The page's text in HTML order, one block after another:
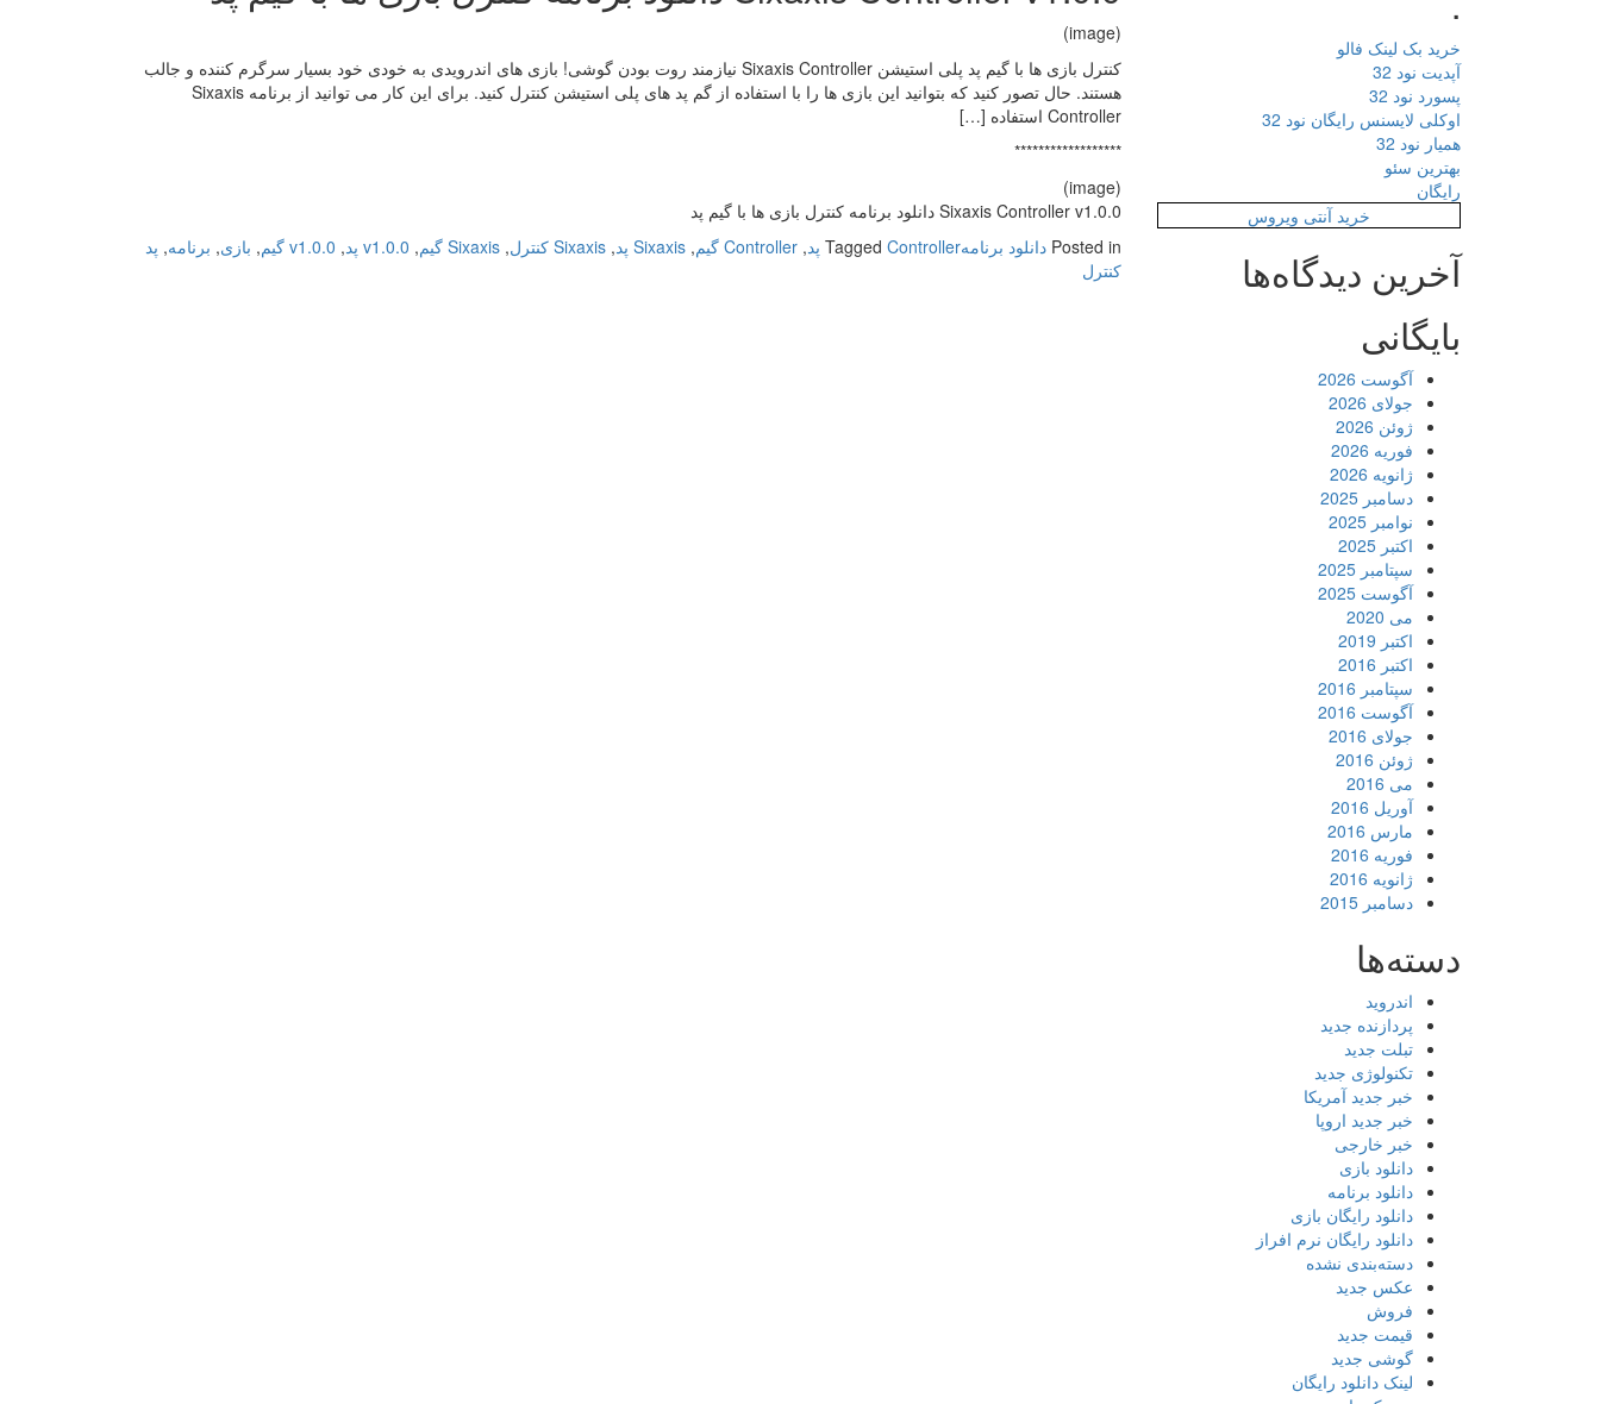
(image)
کنترل بازی ها با گیم پد پلی استیشن Sixaxis Controller نیازمند روت بودن گوشی! بازی های اندرویدی به خودی خود بسیار سرگرم کننده و جالب
هستند. حال تصور کنید که بتوانید این بازی ها را با استفاده از گم پد های پلی استیشن کنترل کنید. برای این کار می توانید از برنامه Sixaxis
Controller استفاده […]
******************
(image)
Sixaxis Controller v1.0.0 دانلود برنامه کنترل بازی ها با گیم پد
Posted in دانلود برنامه Tagged Controller پد , Controller گیم , Sixaxis پد , Sixaxis کنترل , Sixaxis گیم , v1.0.0 پد , v1.0.0 گیم , بازی, برنامه, پد
کنترل
خرید بک لینک فالو
آپدیت نود 32
پسورد نود 32
اوکلی لایسنس رایگان نود 32
همیار نود 32
بهترین سئو
رایگان
خرید آنتی ویروس
آخرین دیدگاه‌ها
بایگانی
آگوست 2026
جولای 2026
ژوئن 2026
فوریه 2026
ژانویه 2026
دسامبر 2025
نوامبر 2025
اکتبر 2025
سپتامبر 2025
آگوست 2025
می 2020
اکتبر 2019
اکتبر 2016
سپتامبر 2016
آگوست 2016
جولای 2016
ژوئن 2016
می 2016
آوریل 2016
مارس 2016
فوریه 2016
ژانویه 2016
دسامبر 2015
دسته‌ها
اندروید
پردازنده جدید
تبلت جدید
تکنولوژی جدید
خبر جدید آمریکا
خبر جدید اروپا
خبر خارجی
دانلود بازی
دانلود برنامه
دانلود رایگان بازی
دانلود رایگان نرم افراز
دسته‌بندی نشده
عکس جدید
فروش
قیمت جدید
گوشی جدید
لینک دانلود رایگان